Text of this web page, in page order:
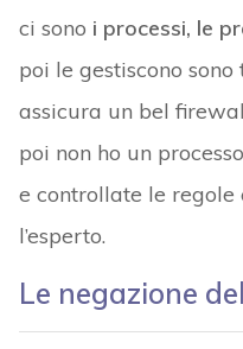
ci sono i processi, le
poi le gestiscono
assicura un bel
poi non ho un
e controllate le regole
l’esperto.
Le negazione